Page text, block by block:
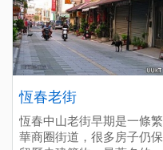
to visit at night，as the
bonfires are more clearly
visible then。
恆春老街
恆春中山老街早期是一條繁
華商圈街道，很多房子仍保